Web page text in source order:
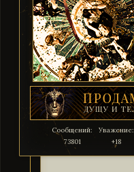
Сообщений:
73801
Уважение:
+18